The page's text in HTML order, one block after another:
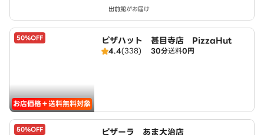
出前館がお届け
50%OFF
お店価格＋送料無料対象
ピザハット 甚目寺店 PizzaHut
4.4(338) 30分送料0円
50%OFF ピザーラ あま大治店